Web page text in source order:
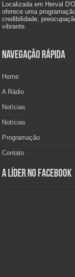
Localizada em Herval
oferece uma
credibilidade,
vibrante.
Navegação Rápida
Home
A Rádio
Notícias
Notícias
Programação
Contato
A Líder no Facebook